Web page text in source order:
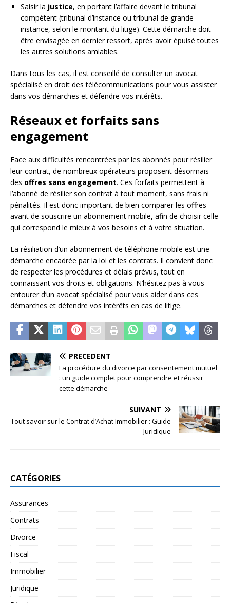
Saisir la justice, en portant l’affaire devant le tribunal
compétent (tribunal d’instance ou tribunal de grande
instance, selon le montant du litige). Cette démarche doit
être envisagée en dernier ressort, après avoir épuisé toutes
les autres solutions amiables.
Dans tous les cas, il est conseillé de consulter un avocat
spécialisé en droit des télécommunications pour vous assister
dans vos démarches et défendre vos intérêts.
Réseaux et forfaits sans
engagement
Face aux difficultés rencontrées par les abonnés pour résilier
leur contrat, de nombreux opérateurs proposent désormais
des offres sans engagement. Ces forfaits permettent à
l’abonné de résilier son contrat à tout moment, sans frais ni
pénalités. Il est donc important de bien comparer les offres
avant de souscrire un abonnement mobile, afin de choisir celle
qui correspond le mieux à vos besoins et à votre situation.
La résiliation d’un abonnement de téléphone mobile est une
démarche encadrée par la loi et les contrats. Il convient donc
de respecter les procédures et délais prévus, tout en
connaissant vos droits et obligations. N’hésitez pas à vous
entourer d’un avocat spécialisé pour vous aider dans ces
démarches et défendre vos intérêts en cas de litige.
PRÉCÉDENT
La procédure du divorce par consentement mutuel
: un guide complet pour comprendre et réussir
cette démarche
SUIVANT
Tout savoir sur le Contrat d’Achat Immobilier : Guide
Juridique
CATÉGORIES
Assurances
Contrats
Divorce
Fiscal
Immobilier
Juridique